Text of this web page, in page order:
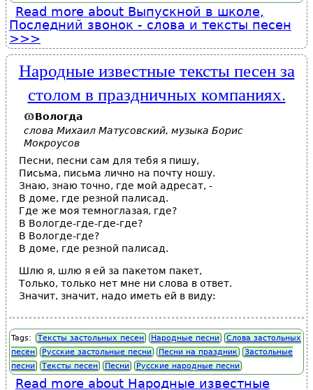
Read more about Выпускной в школе,
Последний звонок - слова и тексты песен
Народные известные тексты песен за
столом в праздничных компаниях.
Вологда
слова Михаил Матусовский, музыка Борис
Мокроусов
Песни, песни сам для тебя я пишу,
Письма, письма лично на почту ношу.
Знаю, знаю точно, где мой адресат, -
В доме, где резной палисад.
Где же моя темноглазая, где?
В Вологде-где-где-где?
В Вологде-где?
В доме, где резной палисад.
Шлю я, шлю я ей за пакетом пакет,
Только, только нет мне ни слова в ответ.
Значит, значит, надо иметь ей в виду:
Tags: Тексты застольных песен Народные песни
Слова застольных
песен
Русские застольные песни Песни на праздник
Застольные
песни
Тексты песен Песни Русские народные песни
Read more about Народные известные